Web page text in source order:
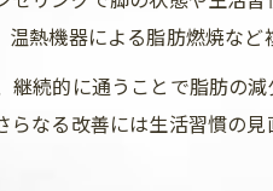
脚瘦せにおけるエステと
ジムにはないエステ脚瘦
熱機器による脂肪燃焼など
続的に通うことで脂肪の
なる改善には生活習慣の見